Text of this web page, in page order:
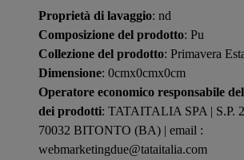
Proprietà di lavaggio: nd
Composizione del prodotto: Pu
Collezione del prodotto: Primavera
Dimensione: 0cmx0cmx0cm
Operatore economico responsabile
dei prodotti: TATAITALIA SPA | S.P.
70032 BITONTO (BA) | email :
webmarketingdue@tataitalia.com